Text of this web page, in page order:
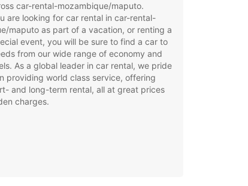
car-rental-mozambique/maputo.
are looking for car rental in car-rental-
maputo as part of a vacation, or renting a
event, you will be sure to find a car to
from our wide range of economy and
As a global leader in car rental, we pride
providing world class service, offering
and long-term rental, all at great prices
charges.